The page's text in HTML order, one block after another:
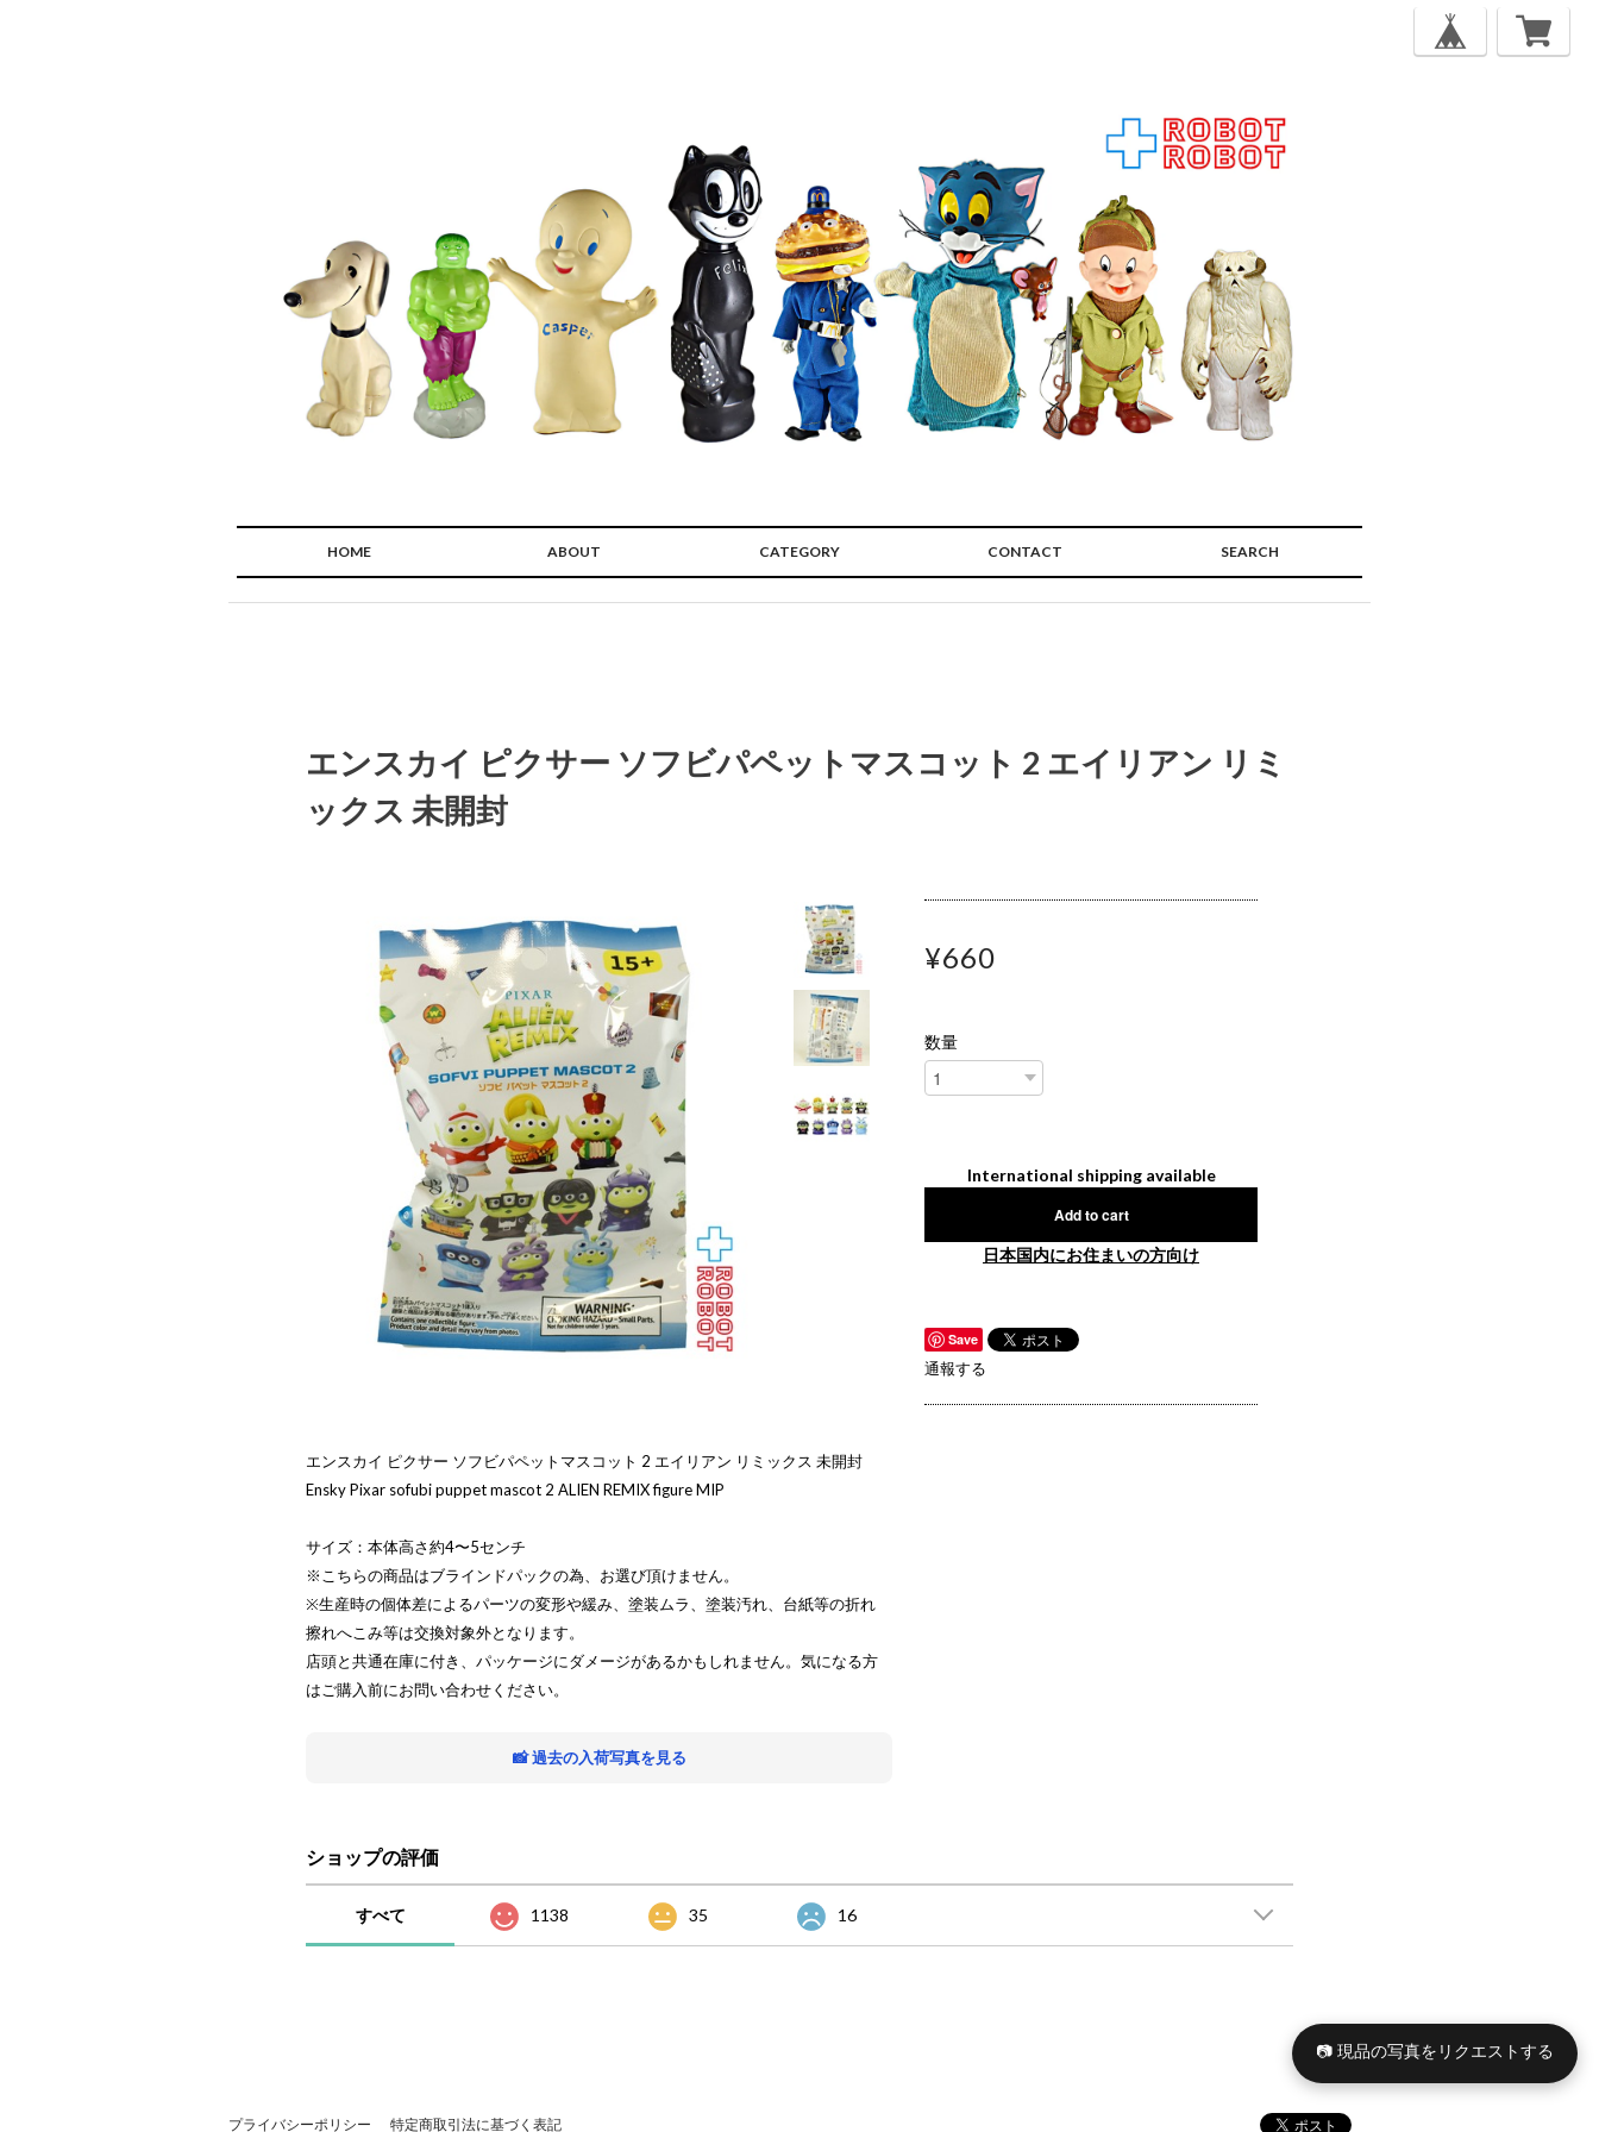
HOME ABOUT CATEGORY CONTACT SEARCH
エンスカイ ピクサー ソフビパペットマスコット 2 エイリアン リミ
ックス 未開封
エンスカイ ピクサー ソフビパペットマスコット 2 エイリアン リミックス 未開封
Ensky Pixar sofubi puppet mascot 2 ALIEN REMIX figure MIP
サイズ：本体高さ約4〜5センチ
※こちらの商品はブラインドパックの為、お選び頂けません。
※生産時の個体差によるパーツの変形や緩み、塗装ムラ、塗装汚れ、台紙等の折れ
擦れへこみ等は交換対象外となります。
店頭と共通在庫に付き、パッケージにダメージがあるかもしれません。気になる方
はご購入前にお問い合わせください。
📸 過去の入荷写真を見る
¥660
数量
International shipping available
Add to cart
日本国内にお住まいの方向け
Save
通報する
ショップの評価
すべて 1138 35 16
プライバシーポリシー 特定商取引法に基づく表記
📷 現品の写真をリクエストする